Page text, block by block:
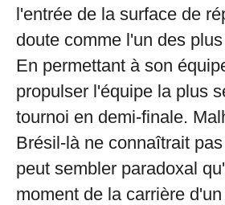
l'entrée de la surface de
doute comme l'un des
En permettant à son
propulser l'équipe la plus
tournoi en demi-finale.
Brésil-là ne connaîtrait
peut sembler paradoxal
moment de la carrière